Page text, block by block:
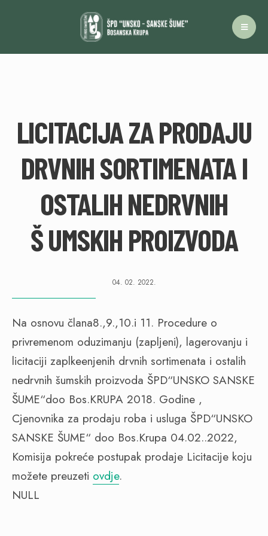
LICITACIJA ZA PRODAJU
DRVNIH SORTIMENATA I
OSTALIH NEDRVNIH
Š UMSKIH PROIZVODA
04. 02. 2022.
Na osnovu člana8.,9.,10.i 11. Procedure o
privremenom oduzimanju (zapljeni), lagerovanju i
licitaciji zaplkeenjenih drvnih sortimenata i ostalih
nedrvnih šumskih proizvoda ŠPD“UNSKO SANSKE
ŠUME“doo Bos.KRUPA 2018. Godine ,
Cjenovnika za prodaju roba i usluga ŠPD“UNSKO
SANSKE ŠUME“ doo Bos.Krupa 04.02..2022,
Komisija pokreće postupak prodaje Licitacije koju
možete preuzeti ovdje.
NULL